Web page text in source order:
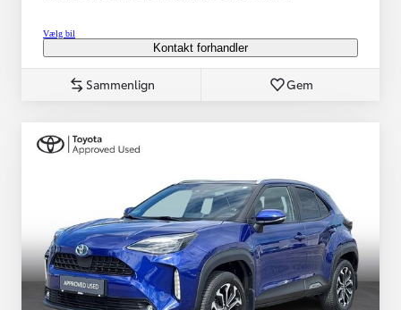
Vælg bil
Kontakt forhandler
Sammenlign Gem